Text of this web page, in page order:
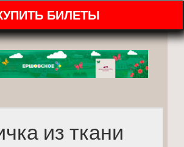
БИЛЕТЫ
из ткани